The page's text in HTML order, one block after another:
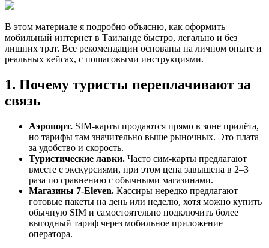
В этом материале я подробно объясню, как оформить
мобильный интернет в Таиланде быстро, легально и без
лишних трат. Все рекомендации основаны на личном опыте и
реальных кейсах, с пошаговыми инструкциями.
1. Почему туристы переплачивают за
связь
Аэропорт. SIM-карты продаются прямо в зоне прилёта,
но тарифы там значительно выше рыночных. Это плата
за удобство и скорость.
Туристические лавки. Часто сим-карты предлагают
вместе с экскурсиями, при этом цена завышена в 2–3
раза по сравнению с обычными магазинами.
Магазины 7-Eleven. Кассиры нередко предлагают
готовые пакеты на день или неделю, хотя можно купить
обычную SIM и самостоятельно подключить более
выгодный тариф через мобильное приложение
оператора.